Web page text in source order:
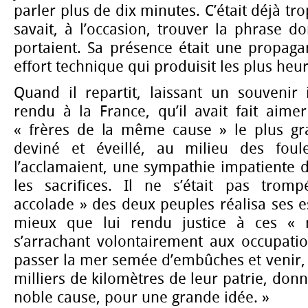
parler plus de dix minutes. C’était déjà
savait, à l’occasion, trouver la phrase
portaient. Sa présence était une
effort technique qui produisit les plus
Quand il repartit, laissant un souvenir
rendu à la France, qu’il avait fait
« frères de la même cause » le plus
deviné et éveillé, au milieu des
l’acclamaient, une sympathie impatiente
les sacrifices. Il ne s’était pas
accolade » des deux peuples réalisa ses
mieux que lui rendu justice à ces «
s’arrachant volontairement aux
passer la mer semée d’embûches et
milliers de kilomètres de leur patrie,
noble cause, pour une grande idée. »